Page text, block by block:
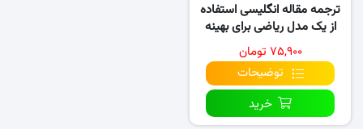
ترجمه مقاله انگلیسی استفاده
از یک مدل ریاضی برای بهینه‌
سازی سیستم‌ های..
۷۵,۹۰۰ تومان
توضیحات
خرید